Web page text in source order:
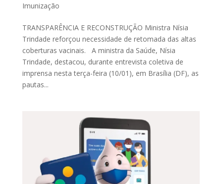
Imunização
TRANSPARÊNCIA E RECONSTRUÇÃO Ministra Nísia
Trindade reforçou necessidade de retomada das altas
coberturas vacinais. A ministra da Saúde, Nísia
Trindade, destacou, durante entrevista coletiva de
imprensa nesta terça-feira (10/01), em Brasília (DF), as
pautas...